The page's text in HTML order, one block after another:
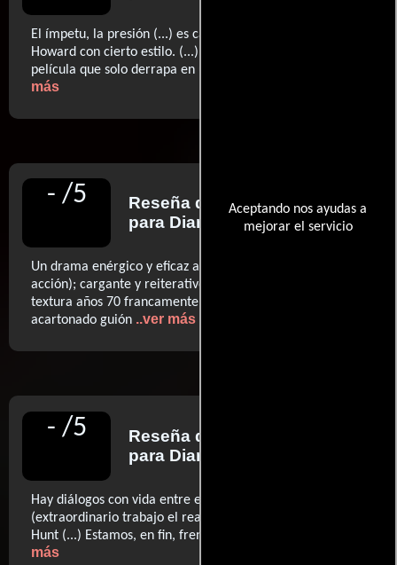
Aceptando nos ayudas a
mejorar el servicio
El ímpetu, la presión (...) es captada por la cámara de
Howard con cierto estilo. (...) hermosa fotografía (...) una
película que solo derrapa en un par de momentos.
más
- /5 Reseña de
Luis Martínez
para Diario El Mundo
Un drama enérgico y eficaz a ratos (en las escenas de
acción); cargante y reiterativo casi siempre. (...) una
textura años 70 francamente lograda. Otra cosa es el
acartonado guión ..ver más
- /5 Reseña de
para Diario La Razón
Hay diálogos con vida entre el parco, casi militar Lauda
(extraordinario trabajo el realizado por Brühl), y James
Hunt (...) Estamos, en fin, frente al mejor Howard
más